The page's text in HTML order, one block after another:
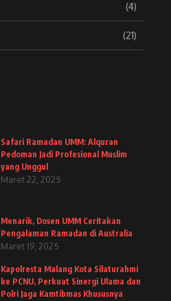
(4)
(21)
Safari Ramadan UMM: Alquran
Pedoman Jadi Profesional Muslim
yang Unggul
Maret 22, 2025
Menarik, Dosen UMM Ceritakan
Pengalaman Ramadan di Australia
Maret 19, 2025
Kapolresta Malang Kota Silaturahmi
ke PCNU, Perkuat Sinergi Ulama dan
Polri Jaga Kamtibmas Khususnya